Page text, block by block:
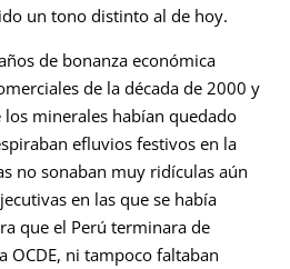
un tono distinto al de hoy.
de bonanza económica
de la década de 2000 y
minerales habían quedado
efluvios festivos en la
no sonaban muy ridículas aún
en las que se había
que el Perú terminara de
OCDE, ni tampoco faltaban